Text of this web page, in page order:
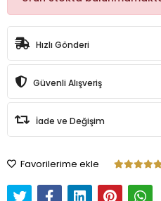
Hızlı Gönderi
Güvenli Alışveriş
İade ve Değişim
Favorilerime ekle